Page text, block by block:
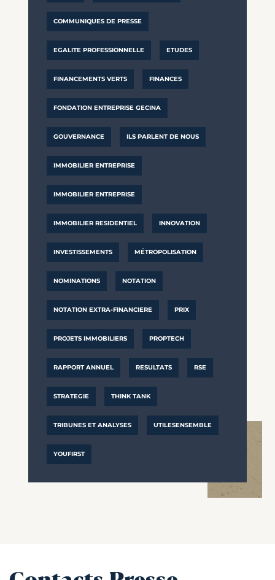
COMMUNIQUES DE PRESSE
EGALITE PROFESSIONNELLE ETUDES
FINANCEMENTS VERTS FINANCES
FONDATION ENTREPRISE GECINA
GOUVERNANCE ILS PARLENT DE NOUS
IMMOBILIER ENTREPRISE
IMMOBILIER ENTREPRISE
IMMOBILIER RESIDENTIEL INNOVATION
INVESTISSEMENTS MÉTROPOLISATION
NOMINATIONS NOTATION
NOTATION EXTRA-FINANCIERE PRIX
PROJETS IMMOBILIERS PROPTECH
RAPPORT ANNUEL RESULTATS RSE
STRATEGIE THINK TANK
TRIBUNES ET ANALYSES UTILESENSEMBLE
YOUFIRST